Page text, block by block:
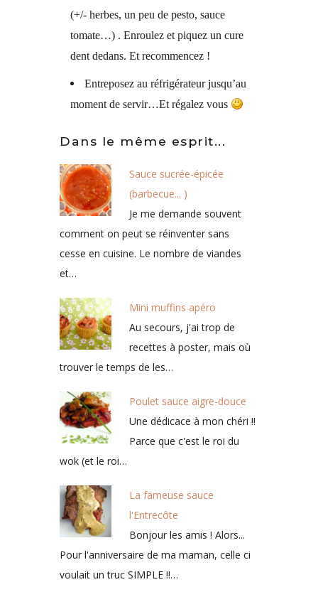
(+/- herbes, un peu de pesto, sauce
tomate…) . Enroulez et piquez un cure
dent dedans. Et recommencez !
Entreposez au réfrigérateur jusqu’au
moment de servir…Et régalez vous
Dans le même esprit...
Sauce sucrée-épicée
(barbecue... )
Je me demande souvent
comment on peut se réinventer sans
cesse en cuisine. Le nombre de viandes
et…
Mini muffins apéro
Au secours, j'ai trop de
recettes à poster, mais où
trouver le temps de les…
Poulet sauce aigre-douce
Une dédicace à mon chéri !!
Parce que c'est le roi du
wok (et le roi…
La fameuse sauce
l'Entrecôte
Bonjour les amis ! Alors...
Pour l'anniversaire de ma maman, celle ci
voulait un truc SIMPLE !!…